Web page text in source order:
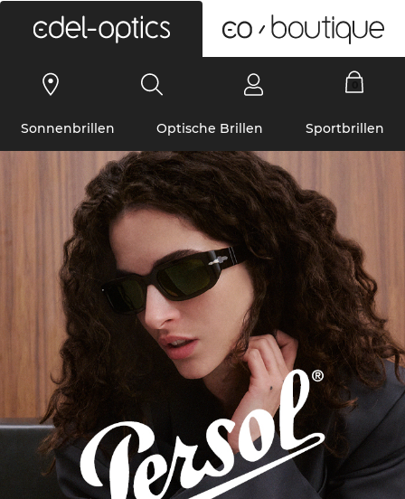
Sonnenbrillen Optische Brillen Sportbrillen